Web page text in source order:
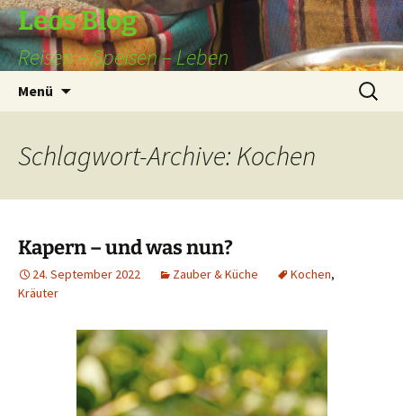
Leos Blog
Reisen – Speisen – Leben
Menü
Suchen
nach:
Schlagwort-Archive: Kochen
Kapern – und was nun?
24. September 2022 Zauber & Küche Kochen,
Kräuter